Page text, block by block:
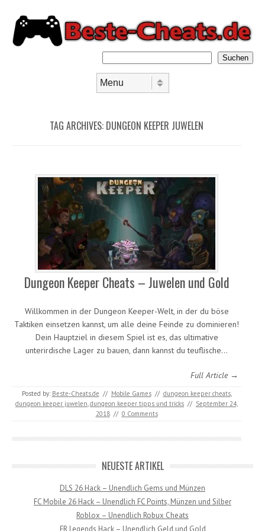
Suchen
TAG ARCHIVES: DUNGEON KEEPER JUWELEN
Dungeon Keeper Cheats – Juwelen und Gold
Willkommen in der Dungeon Keeper-Welt, in der du böse
Taktiken einsetzen kannst, um alle deine Feinde zu dominieren!
Dein Hauptziel in diesem Spiel ist es, das ultimative
unterirdische Lager zu bauen, dann kannst du teuflische…
Full Article →
Posted by: Beste-Cheats.de // Mobile Games // dungeon keeper cheats,
dungeon keeper juwelen dungeon keeper tipps und tricks // September 24,
2018 // 0 Comments
NEUESTE ARTIKEL
DLS 26 Hack – Unendlich Gems und Münzen
FC Mobile 26 Hack – Unendlich FC Points, Münzen und Silber
Roblox – Unendlich Robux Cheats
FR Legends Hack – Unendlich Geld und Gold